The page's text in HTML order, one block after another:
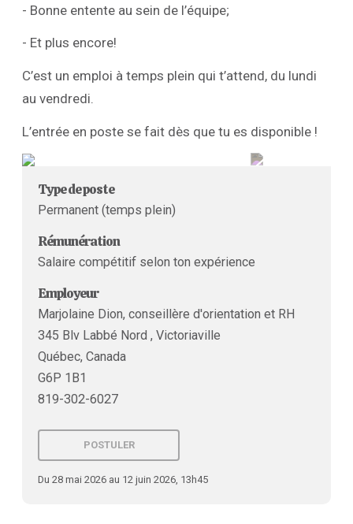
- Bonne entente au sein de l’équipe;
- Et plus encore!
C’est un emploi à temps plein qui t’attend, du lundi
au vendredi.
L’entrée en poste se fait dès que tu es disponible !
Type de poste
Permanent (temps plein)
Rémunération
Salaire compétitif selon ton expérience
Employeur
Marjolaine Dion, conseillère d'orientation et RH
345 Blv Labbé Nord , Victoriaville
Québec, Canada
G6P 1B1
819-302-6027
POSTULER
Du 28 mai 2026 au 12 juin 2026, 13h45